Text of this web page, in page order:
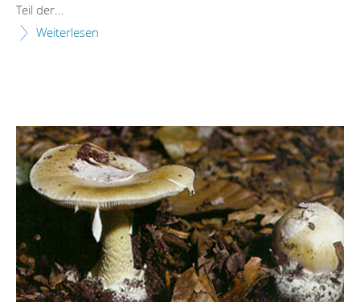
Teil der...
Weiterlesen